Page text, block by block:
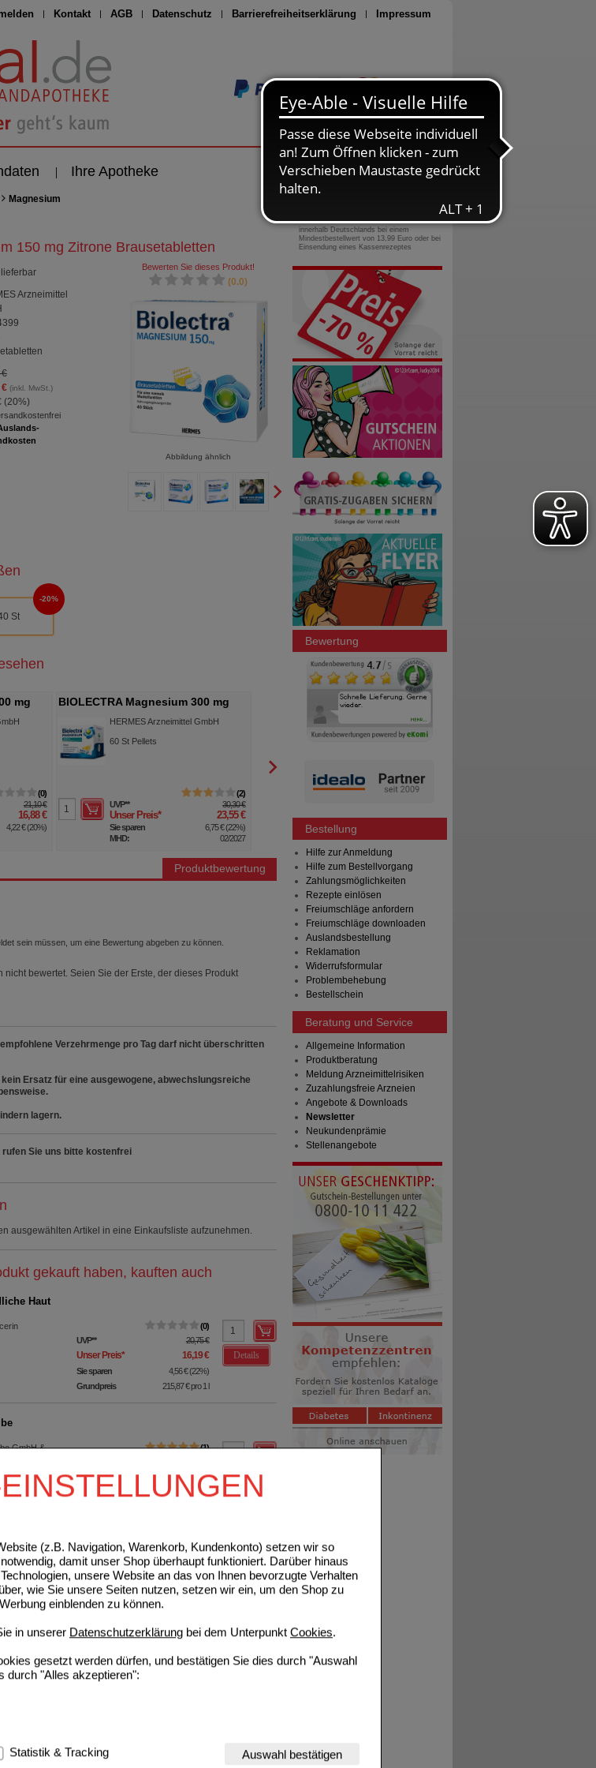
(z.B. Navigation, Warenkorb, Kundenkonto) setzen wir so
damit unser Shop überhaupt funktioniert. Darüber hinaus
unsere Website an das von Ihnen bevorzugte Verhalten
wie Sie unsere Seiten nutzen, setzen wir ein, um den Shop zu
einblenden zu können.
in unserer Datenschutzerklärung bei dem Unterpunkt Cookies.
gesetzt werden dürfen, und bestätigen Sie dies durch "Auswahl
durch "Alles akzeptieren":
um Cookies, die für die Grundfunktionen unserer Website
weshalb auf diese nicht verzichtet werden kann.
Statistik & Tracking Auswahl bestätigen
Kontakt AGB Datenschutz Barrierefreiheitserklärung Impressum
Seite drucken
Ihre Apotheke
Magnesium
150 mg Zitrone Brausetabletten
Arzneimittel
€
€(inkl. MwSt.)
(20%)
Bewerten Sie dieses Produkt!
(0.0)
Abbildung ähnlich
St
20%
mg
0
21,10 €
16,88 €
4,22 €(20%)
BIOLECTRA Magnesium 300 mg
Direct Zitrone Sticks
HERMES Arzneimittel GmbH
60 St Pellets
2
UVP** 30,30 €
Unser Preis* 23,55 €
Sie sparen 6,75 €(22%)
MHD:
02/2027
BIOLECTRA Magnesium Direct
Pellets OrangeHERMES Arzneimittel GmbH
Unser Preis* 6,54 €
Sie sparen
MHD:
10/2026
Produktbewertung
sein müssen, um eine Bewertung abgeben zu können.
nicht bewertet. Seien Sie der Erste, der dieses Produkt
Verzehrmenge pro Tag darf nicht überschritten
Ersatz für eine ausgewogene, abwechslungsreiche
lagern.
Sie uns bitte kostenfrei
ausgewählten Artikel in eine Einkaufsliste aufzunehmen.
gekauft haben, kauften auch
Haut
0
UVP** 20,75 €
Unser Preis* 16,19 €
Sie sparen 4,56 €(22%)
Grundpreis
215,87 €pro 1 l
Details
GmbH &
1
Unser Preis* 14,29 €
Sie sparen 7,21 €(34%)
Details
Laboratorium
GmbH & Co.
31,65 €
Unser Preis *
Grundpreis
253,20 €pro 1 l
Details
0800-10 11 422
gebührenfreie Rufnummer
innerhalb Deutschlands bei einem
Mindestbestellwert von 13,99 Euro oder bei
Einsendung eines Kassenrezeptes
Bewertung
Bestellung
Hilfe zur Anmeldung
Hilfe zum Bestellvorgang
Zahlungsmöglichkeiten
Rezepte einlösen
Freiumschläge anfordern
Freiumschläge downloaden
Auslandsbestellung
Reklamation
Widerrufsformular
Problembehebung
Bestellschein
Beratung und Service
Allgemeine Information
Produktberatung
Meldung Arzneimittelrisiken
Zuzahlungsfreie Arzneien
Angebote & Downloads
Newsletter
Neukundenprämie
Stellenangebote